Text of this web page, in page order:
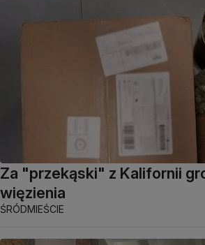
Za "przekąski" z Kalifornii
więzienia
ŚRÓDMIEŚCIE